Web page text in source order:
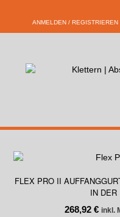
ANMELDEN / REGISTRIEREN
FLEX PRO II
IN DER
268,92 € inkl.